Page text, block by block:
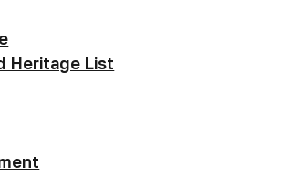
Heritage List